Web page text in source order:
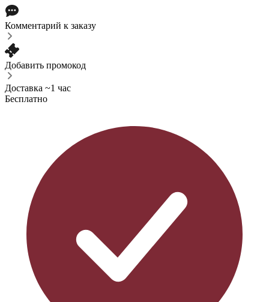
Комментарий к заказу
Добавить промокод
Доставка ~1 час
Бесплатно